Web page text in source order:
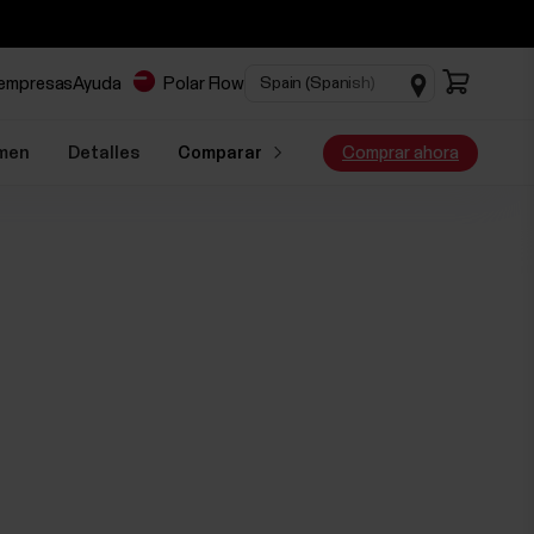
Ayuda Polar Flow
Detalles Comparar Comprar ahora